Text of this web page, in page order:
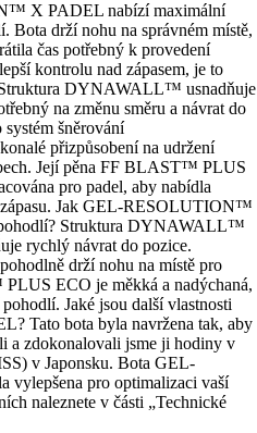
X PADEL nabízí maximální
Bota drží nohu na správném místě,
čas potřebný k provedení
kontrolu nad zápasem, je to
Struktura DYNAWALL™ usnadňuje
na změnu směru a návrat do
šněrování
přizpůsobení na udržení
Její pěna FF BLAST™ PLUS
pro padel, aby nabídla
Jak GEL-RESOLUTION™
Struktura DYNAWALL™
rychlý návrat do pozice.
drží nohu na místě pro
ECO je měkká a nadýchaná,
Jaké jsou další vlastnosti
Tato bota byla navržena tak, aby
a zdokonalovali jsme ji hodiny v
v Japonsku. Bota GEL-
pro optimalizaci vaší
naleznete v části „Technické